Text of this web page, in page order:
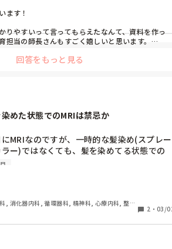
で本当に参考書よりわかりやすいパワポだっ
師長さんがOKなら欲しいなと心底思ってし
ですが、こういうのって先輩方からすると
を増やしてしまうし言わない方が良かった
仰って下さったのですが…ぐるぐる考えて
ます！
りやすいって言ってもらえたなんて、資料を作っ
担当の師長さんもすごく嬉しいと思います。
んの立場だったら、ちゃんと勉強する意欲があ
えなくて大丈夫ですよ！みぃさんの学ぶ姿勢は
うので自信持ってくださいね！
回答をもっと見る
めた状態でのMRIは禁忌か
MRIなのですが、一時的な髪染め(スプレー
ー)ではなくても、髪を染めてる状態での
か？地毛が1番だとは思うのですが…知って
, 消化器内科, 循環器科, 精神科, 心療内科, 整形
病院, 慢性期, 回復期, 終末期, オペ室, 透析
2 ・ 03/